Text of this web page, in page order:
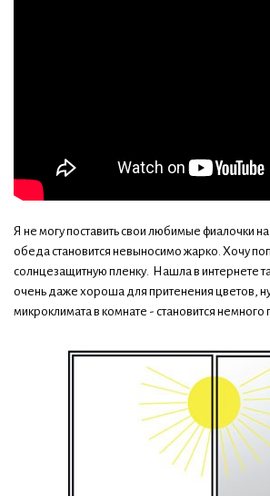
Я не могу поставить свои любимые фиалочки
обеда становится невыносимо жарко. Хочу
солнцезащитную пленку. Нашла в интернете
очень даже хороша для притенения цветов,
микроклимата в комнате - становится немного